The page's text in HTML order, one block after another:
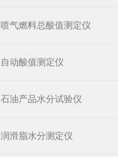
喷气燃料总酸值测定仪
自动酸值测定仪
石油产品水分试验仪
润滑脂水分测定仪